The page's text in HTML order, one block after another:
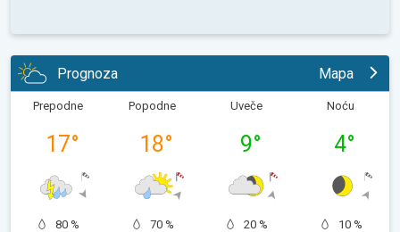
Prognoza Mapa
Prepodne
17°
80 %
Popodne
18°
70 %
Uveče
9°
20 %
Noću
4°
10 %